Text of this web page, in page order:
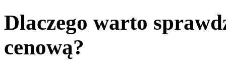
Dlaczego warto
cenową?